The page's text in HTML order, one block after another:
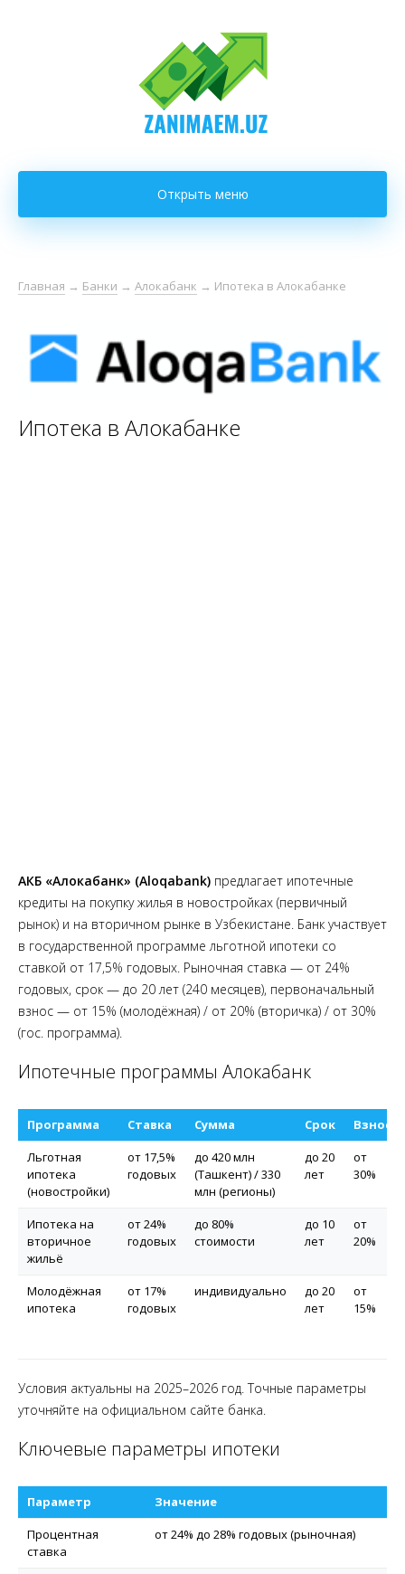
Открыть меню
Главная → Банки → Алокабанк → Ипотека в Алокабанке
Ипотека в Алокабанке
АКБ «Алокабанк» (Aloqabank) предлагает ипотечные
кредиты на покупку жилья в новостройках (первичный
рынок) и на вторичном рынке в Узбекистане. Банк участвует
в государственной программе льготной ипотеки со
ставкой от 17,5% годовых. Рыночная ставка — от 24%
годовых, срок — до 20 лет (240 месяцев), первоначальный
взнос — от 15% (молодёжная) / от 20% (вторичка) / от 30%
(гос. программа).
Ипотечные программы Алокабанк
Программа Ставка Сумма Срок
Взнос
Льготная
ипотека
(новостройки)
от 17,5%
годовых
до 420 млн
(Ташкент) / 330
млн (регионы)
до 20
лет
от
30%
Ипотека на
вторичное
жильё
от 24%
годовых
до 80%
стоимости
до 10
лет
от
20%
Молодёжная
ипотека
от 17%
годовых
индивидуально
до 20
лет
от
15%
Условия актуальны на 2025–2026 год. Точные параметры
уточняйте на официальном сайте банка.
Ключевые параметры ипотеки
Параметр
Значение
Процентная
ставка
от 24% до 28% годовых (рыночная)